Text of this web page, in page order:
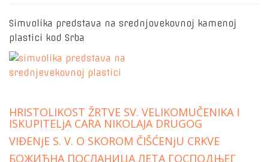
Simvolika predstava na srednjovekovnoj kamenoj
plastici kod Srba
HRISTOLIKOST ŽRTVE SV. VELIKOMUČENIKA I
ISKUPITELjA CARA NIKOLAJA DRUGOG
VIĐENjE S. V. O SKOROM ČIŠĆENjU CRKVE
БОЖИЋНА ПОСЛАНИЦА ЛЕТА ГОСПОДЊЕГ